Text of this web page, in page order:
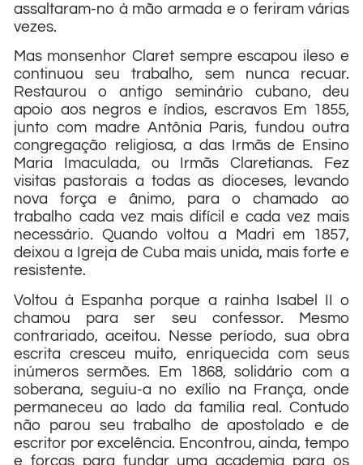
assaltaram-no à mão armada e o feriram várias
vezes.
Mas monsenhor Claret sempre escapou ileso e
continuou seu trabalho, sem nunca recuar.
Restaurou o antigo seminário cubano, deu
apoio aos negros e índios, escravos Em 1855,
junto com madre Antônia Paris, fundou outra
congregação religiosa, a das Irmãs de Ensino
Maria Imaculada, ou Irmãs Claretianas. Fez
visitas pastorais a todas as dioceses, levando
nova força e ânimo, para o chamado ao
trabalho cada vez mais difícil e cada vez mais
necessário. Quando voltou a Madri em 1857,
deixou a Igreja de Cuba mais unida, mais forte e
resistente.
Voltou à Espanha porque a rainha Isabel II o
chamou para ser seu confessor. Mesmo
contrariado, aceitou. Nesse período, sua obra
escrita cresceu muito, enriquecida com seus
inúmeros sermões. Em 1868, solidário com a
soberana, seguiu-a no exílio na França, onde
permaneceu ao lado da família real. Contudo
não parou seu trabalho de apostolado e de
escritor por excelência. Encontrou, ainda, tempo
e forças para fundar uma academia para os